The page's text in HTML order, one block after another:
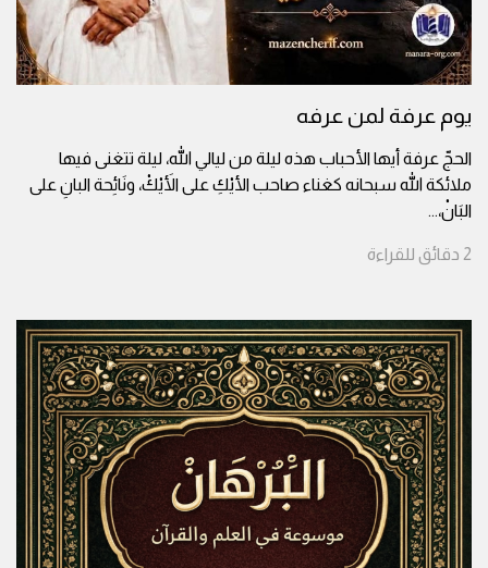
يوم عرفة لمن عرفه
الحجّ عرفة أيها الأحباب هذه ليلة من ليالي الله، ليلة تتغنى فيها
ملائكة الله سبحانه كغناء صاحب الأيْكِ على الأَيْكْ، ونَائِحة البانِ على
البَانْ،...
2 دقائق للقراءة